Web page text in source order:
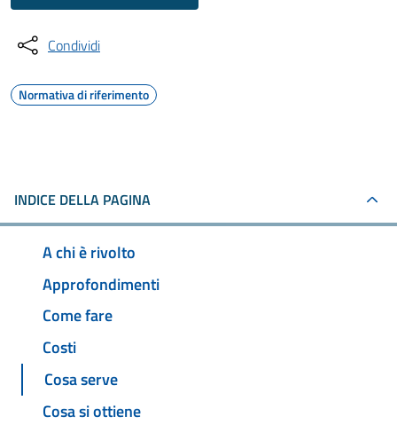
Condividi
Normativa di riferimento
INDICE DELLA PAGINA
A chi è rivolto
Approfondimenti
Come fare
Costi
Cosa serve
Cosa si ottiene